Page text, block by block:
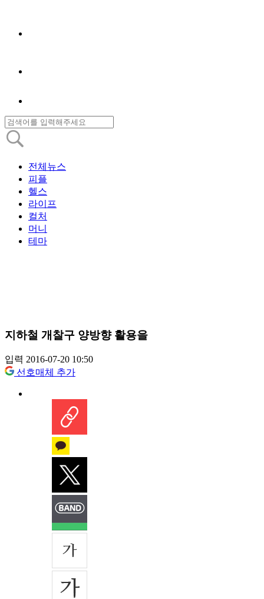
전체뉴스
피플
헬스
라이프
컬처
머니
테마
지하철 개찰구 양방향 활용을
입력 2016-07-20 10:50
선호매체 추가